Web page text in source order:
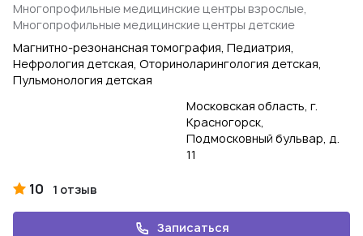
Многопрофильные медицинские центры взрослые,
Многопрофильные медицинские центры детские
Магнитно-резонансная томография, Педиатрия,
Нефрология детская, Оториноларингология детская,
Пульмонология детская
Московская область, г.
Красногорск,
Подмосковный бульвар, д.
11
10 1 отзыв
Записаться